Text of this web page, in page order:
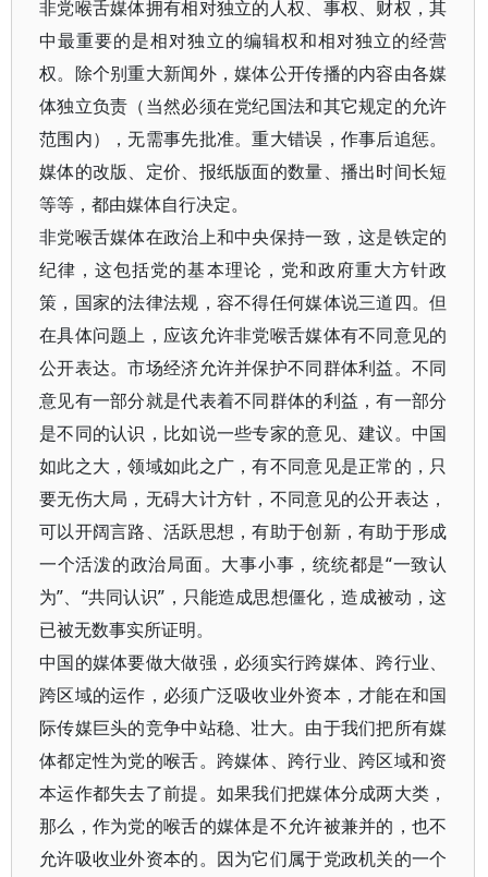
非党喉舌媒体拥有相对独立的人权、事权、财权，其
中最重要的是相对独立的编辑权和相对独立的经营
权。除个别重大新闻外，媒体公开传播的内容由各媒
体独立负责（当然必须在党纪国法和其它规定的允许
范围内），无需事先批准。重大错误，作事后追惩。
媒体的改版、定价、报纸版面的数量、播出时间长短
等等，都由媒体自行决定。
非党喉舌媒体在政治上和中央保持一致，这是铁定的
纪律，这包括党的基本理论，党和政府重大方针政
策，国家的法律法规，容不得任何媒体说三道四。但
在具体问题上，应该允许非党喉舌媒体有不同意见的
公开表达。市场经济允许并保护不同群体利益。不同
意见有一部分就是代表着不同群体的利益，有一部分
是不同的认识，比如说一些专家的意见、建议。中国
如此之大，领域如此之广，有不同意见是正常的，只
要无伤大局，无碍大计方针，不同意见的公开表达，
可以开阔言路、活跃思想，有助于创新，有助于形成
一个活泼的政治局面。大事小事，统统都是“一致认
为”、“共同认识”，只能造成思想僵化，造成被动，这
已被无数事实所证明。
中国的媒体要做大做强，必须实行跨媒体、跨行业、
跨区域的运作，必须广泛吸收业外资本，才能在和国
际传媒巨头的竞争中站稳、壮大。由于我们把所有媒
体都定性为党的喉舌。跨媒体、跨行业、跨区域和资
本运作都失去了前提。如果我们把媒体分成两大类，
那么，作为党的喉舌的媒体是不允许被兼并的，也不
允许吸收业外资本的。因为它们属于党政机关的一个